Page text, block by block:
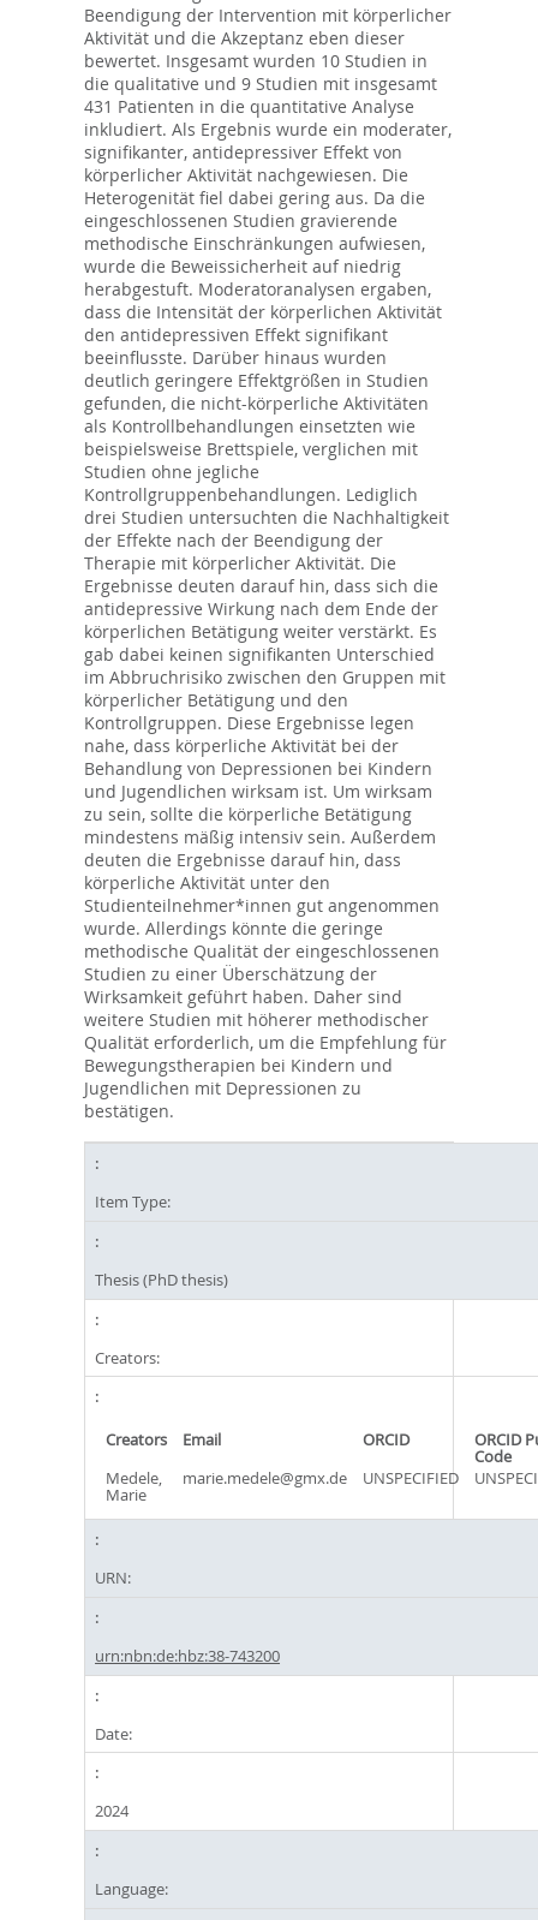
Beendigung der Intervention mit körperlicher
Aktivität und die Akzeptanz eben dieser
bewertet. Insgesamt wurden 10 Studien in
die qualitative und 9 Studien mit insgesamt
431 Patienten in die quantitative Analyse
inkludiert. Als Ergebnis wurde ein moderater,
signifikanter, antidepressiver Effekt von
körperlicher Aktivität nachgewiesen. Die
Heterogenität fiel dabei gering aus. Da die
eingeschlossenen Studien gravierende
methodische Einschränkungen aufwiesen,
wurde die Beweissicherheit auf niedrig
herabgestuft. Moderatoranalysen ergaben,
dass die Intensität der körperlichen Aktivität
den antidepressiven Effekt signifikant
beeinflusste. Darüber hinaus wurden
deutlich geringere Effektgrößen in Studien
gefunden, die nicht-körperliche Aktivitäten
als Kontrollbehandlungen einsetzten wie
beispielsweise Brettspiele, verglichen mit
Studien ohne jegliche
Kontrollgruppenbehandlungen. Lediglich
drei Studien untersuchten die Nachhaltigkeit
der Effekte nach der Beendigung der
Therapie mit körperlicher Aktivität. Die
Ergebnisse deuten darauf hin, dass sich die
antidepressive Wirkung nach dem Ende der
körperlichen Betätigung weiter verstärkt. Es
gab dabei keinen signifikanten Unterschied
im Abbruchrisiko zwischen den Gruppen mit
körperlicher Betätigung und den
Kontrollgruppen. Diese Ergebnisse legen
nahe, dass körperliche Aktivität bei der
Behandlung von Depressionen bei Kindern
und Jugendlichen wirksam ist. Um wirksam
zu sein, sollte die körperliche Betätigung
mindestens mäßig intensiv sein. Außerdem
deuten die Ergebnisse darauf hin, dass
körperliche Aktivität unter den
Studienteilnehmer*innen gut angenommen
wurde. Allerdings könnte die geringe
methodische Qualität der eingeschlossenen
Studien zu einer Überschätzung der
Wirksamkeit geführt haben. Daher sind
weitere Studien mit höherer methodischer
Qualität erforderlich, um die Empfehlung für
Bewegungstherapien bei Kindern und
Jugendlichen mit Depressionen zu
bestätigen.
Item Type:
Thesis (PhD thesis)
Creators:
Creators Email ORCID ORCID
Code
Medele,
Marie
marie.medele@gmx.de UNSPECIFIED
URN:
urn:nbn:de:hbz:38-743200
Date:
2024
Language: